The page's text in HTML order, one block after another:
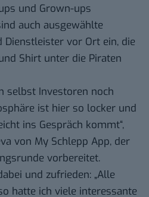
und Grown-ups
auch ausgewählte
Dienstleister vor Ort ein, die
Shirt unter die Piraten
selbst Investoren noch
ist hier so locker und
ins Gespräch kommt“,
von My Schlepp App, der
vorbereitet.
und zufrieden: „Alle
hatte ich viele interessante